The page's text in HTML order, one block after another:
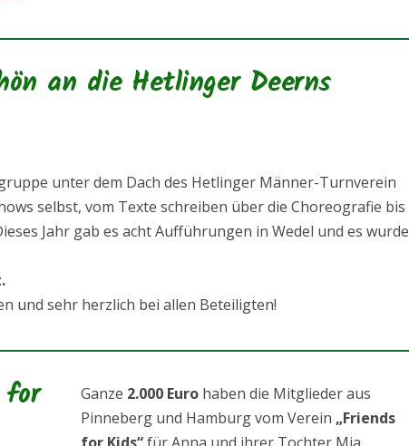
an die Hetlinger Deerns
unter dem Dach des Hetlinger Männer-Turnverein
selbst, vom Texte schreiben über die Choreografie bis
Jahr gab es acht Aufführungen in Wedel und es wurde
und sehr herzlich bei allen Beteiligten!
for Ganze 2.000 Euro haben die Mitglieder aus
Pinneberg und Hamburg vom Verein „Friends